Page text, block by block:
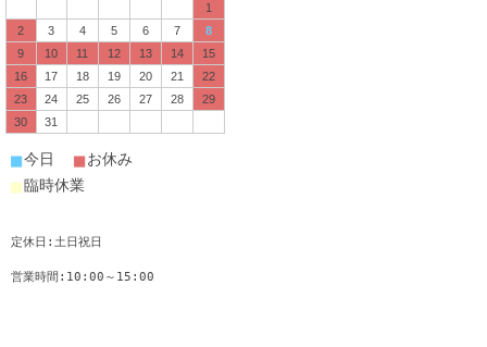
1
2
3 4 5 6 7
8
9
10 11 12 13 14
15
16
17 18 19 20 21
22
23
24 25 26 27 28
29
30
31
■今日 ■お休み
■臨時休業
定休日:土日祝日
営業時間:10:00～15:00